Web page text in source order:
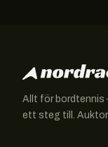
Allt för bordtennis
ett steg till.